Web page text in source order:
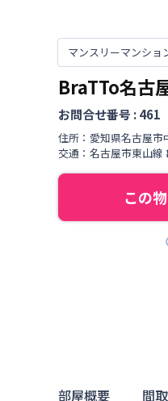
マンスリーマンショ
BraTTo名古
お問合せ番号 :461
住所： 愛知県名古屋市
交通： 名古屋市東山線
この
部屋概要 間